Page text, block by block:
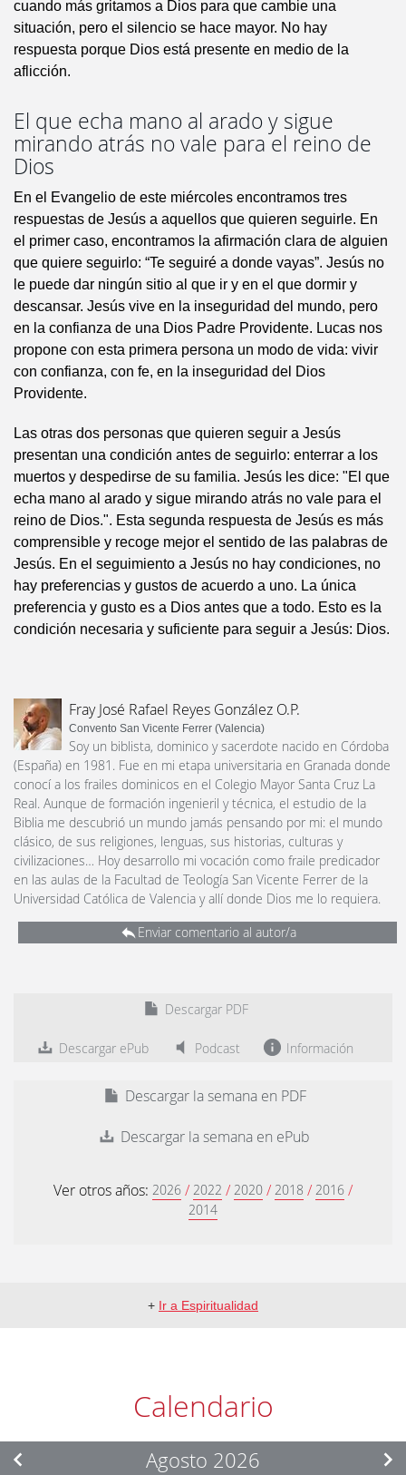
cuando más gritamos a Dios para que cambie una
situación, pero el silencio se hace mayor. No hay
respuesta porque Dios está presente en medio de la
aflicción.
El que echa mano al arado y sigue
mirando atrás no vale para el reino de
Dios
En el Evangelio de este miércoles encontramos tres
respuestas de Jesús a aquellos que quieren seguirle. En
el primer caso, encontramos la afirmación clara de alguien
que quiere seguirlo: “Te seguiré a donde vayas”. Jesús no
le puede dar ningún sitio al que ir y en el que dormir y
descansar. Jesús vive en la inseguridad del mundo, pero
en la confianza de una Dios Padre Providente. Lucas nos
propone con esta primera persona un modo de vida: vivir
con confianza, con fe, en la inseguridad del Dios
Providente.
Las otras dos personas que quieren seguir a Jesús
presentan una condición antes de seguirlo: enterrar a los
muertos y despedirse de su familia. Jesús les dice: "El que
echa mano al arado y sigue mirando atrás no vale para el
reino de Dios.". Esta segunda respuesta de Jesús es más
comprensible y recoge mejor el sentido de las palabras de
Jesús. En el seguimiento a Jesús no hay condiciones, no
hay preferencias y gustos de acuerdo a uno. La única
preferencia y gusto es a Dios antes que a todo. Esto es la
condición necesaria y suficiente para seguir a Jesús: Dios.
Fray José Rafael Reyes González O.P.
Convento San Vicente Ferrer (Valencia)
Soy un biblista, dominico y sacerdote nacido en Córdoba
(España) en 1981. Fue en mi etapa universitaria en Granada donde
conocí a los frailes dominicos en el Colegio Mayor Santa Cruz La
Real. Aunque de formación ingenieril y técnica, el estudio de la
Biblia me descubrió un mundo jamás pensando por mi: el mundo
clásico, de sus religiones, lenguas, sus historias, culturas y
civilizaciones… Hoy desarrollo mi vocación como fraile predicador
en las aulas de la Facultad de Teología San Vicente Ferrer de la
Universidad Católica de Valencia y allí donde Dios me lo requiera.
Enviar comentario al autor/a
Descargar PDF
Descargar ePub Podcast Información
Descargar la semana en PDF
Descargar la semana en ePub
Ver otros años: 2026 / 2022 / 2020 / 2018 / 2016 /
2014
+ Ir a Espiritualidad
Calendario
Agosto 2026